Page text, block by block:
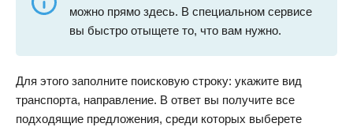
можно прямо здесь. В специальном сервисе
вы быстро отыщете то, что вам нужно.
Для этого заполните поисковую строку: укажите вид
транспорта, направление. В ответ вы получите все
подходящие предложения, среди которых выберете